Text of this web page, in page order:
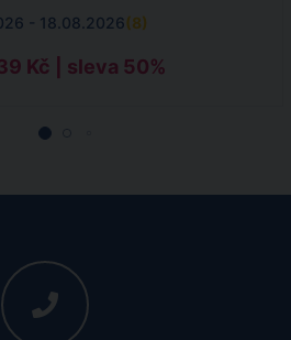
- 18.08.2026(8)
Kč | sleva 50%